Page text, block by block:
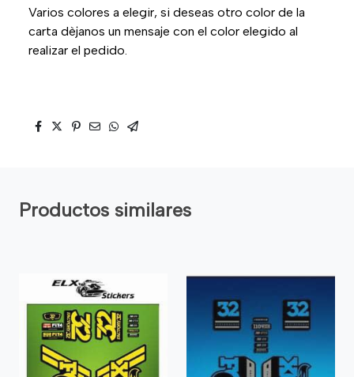
Varios colores a elegir, si deseas otro color de la
carta dèjanos un mensaje con el color elegido al
realizar el pedido.
Productos similares